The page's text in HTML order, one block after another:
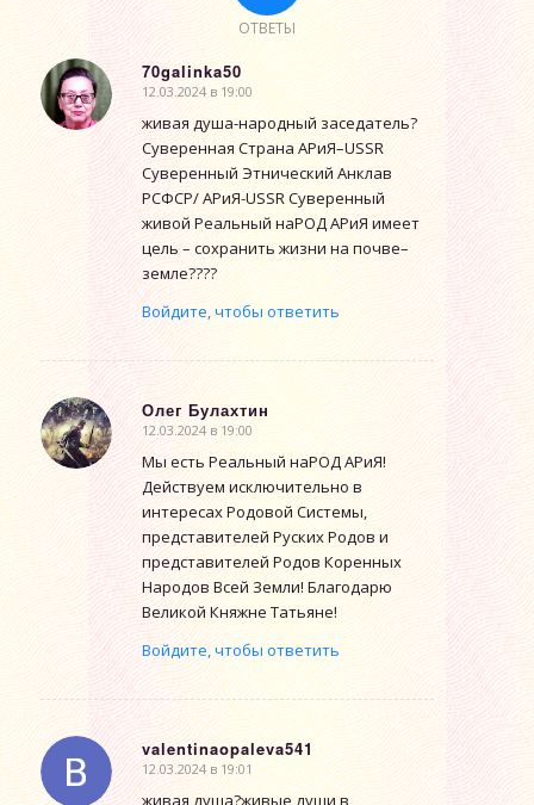
ОТВЕТЫ
70galinka50
говорит:
12.03.2024 в 19:00
живая душа-народный заседатель?
Суверенная Страна АРиЯ–USSR
Суверенный Этнический Анклав
РСФСР/ АРиЯ-USSR Суверенный
живой Реальный наРОД АРиЯ имеет
цель – сохранить жизни на почве–
земле????
Войдите, чтобы ответить
Олег Булахтин
говорит:
12.03.2024 в 19:00
Мы есть Реальный наРОД АРиЯ!
Действуем исключительно в
интересах Родовой Системы,
представителей Руских Родов и
представителей Родов Коренных
Народов Всей Земли! Благодарю
Великой Княжне Татьяне!
Войдите, чтобы ответить
valentinaopaleva541
говорит:
12.03.2024 в 19:01
живая душа?живые души в